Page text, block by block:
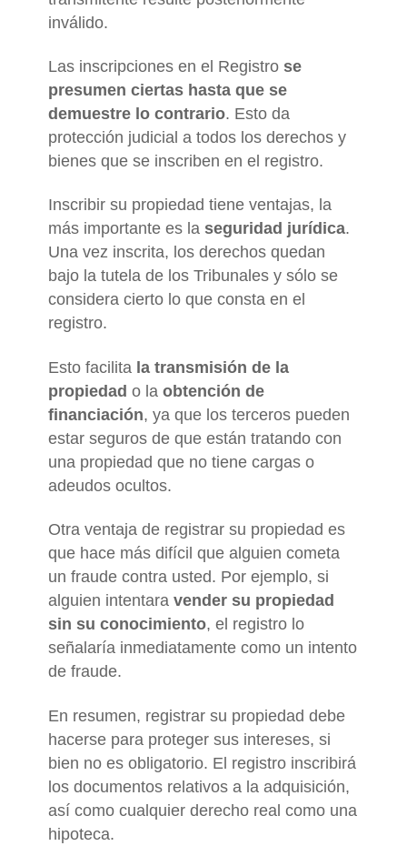
inválido.
Las inscripciones en el Registro se
presumen ciertas hasta que se
demuestre lo contrario. Esto da
protección judicial a todos los derechos y
bienes que se inscriben en el registro.
Inscribir su propiedad tiene ventajas, la
más importante es la seguridad jurídica.
Una vez inscrita, los derechos quedan
bajo la tutela de los Tribunales y sólo se
considera cierto lo que consta en el
registro.
Esto facilita la transmisión de la
propiedad o la obtención de
financiación, ya que los terceros pueden
estar seguros de que están tratando con
una propiedad que no tiene cargas o
adeudos ocultos.
Otra ventaja de registrar su propiedad es
que hace más difícil que alguien cometa
un fraude contra usted. Por ejemplo, si
alguien intentara vender su propiedad
sin su conocimiento, el registro lo
señalaría inmediatamente como un intento
de fraude.
En resumen, registrar su propiedad debe
hacerse para proteger sus intereses, si
bien no es obligatorio. El registro inscribirá
los documentos relativos a la adquisición,
así como cualquier derecho real como una
hipoteca.